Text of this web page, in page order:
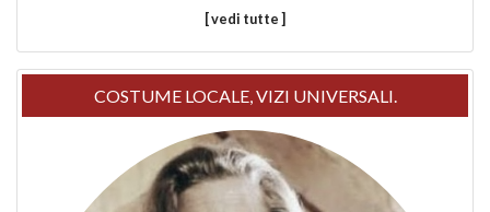
[ vedi tutte ]
COSTUME LOCALE, VIZI UNIVERSALI.